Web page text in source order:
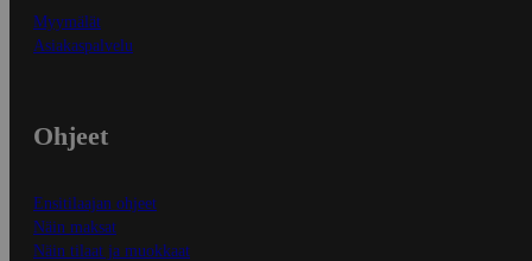
Myymälät
Asiakaspalvelu
Ohjeet
Ensitilaajan ohjeet
Näin maksat
Näin tilaat ja muokkaat